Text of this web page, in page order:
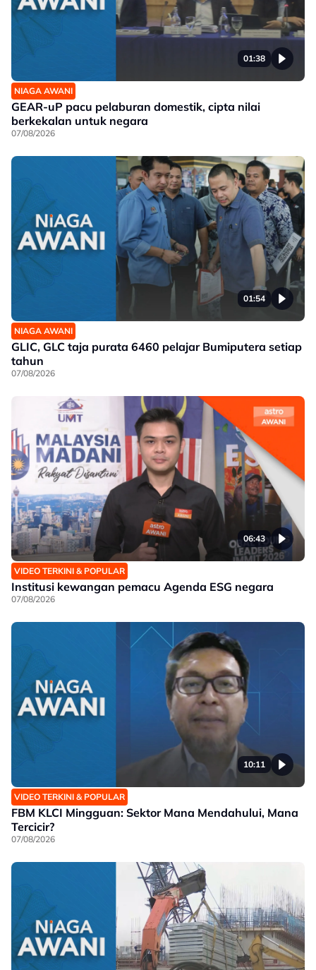
01:38
NIAGA AWANI
GEAR-uP pacu pelaburan domestik, cipta nilai
berkekalan untuk negara
07/08/2026
01:54
NIAGA AWANI
GLIC, GLC taja purata 6460 pelajar Bumiputera setiap
tahun
07/08/2026
06:43
VIDEO TERKINI & POPULAR
Institusi kewangan pemacu Agenda ESG negara
07/08/2026
10:11
VIDEO TERKINI & POPULAR
FBM KLCI Mingguan: Sektor Mana Mendahului, Mana
Tercicir?
07/08/2026